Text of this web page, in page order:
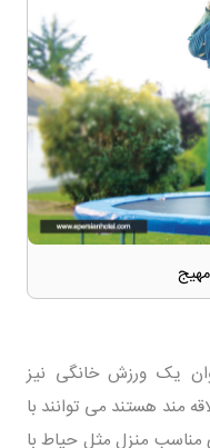
یک ورزش خانگی نیز
مند هستند می توانند با
مناسب منزل مثل حیاط با